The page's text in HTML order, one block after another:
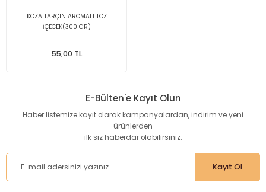
KOZA TARÇIN AROMALI TOZ
İÇECEK(300 GR)
55,00 TL
E-Bülten'e Kayıt Olun
Haber listemize kayıt olarak kampanyalardan, indirim ve yeni
ürünlerden
ilk siz haberdar olabilirsiniz.
Kayıt Ol